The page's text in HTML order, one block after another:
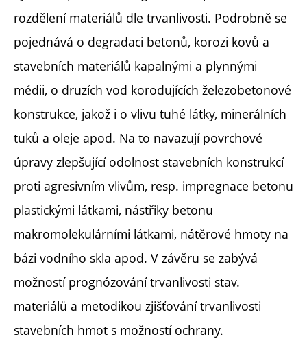
rozdělení materiálů dle trvanlivosti. Podrobně se
pojednává o degradaci betonů, korozi kovů a
stavebních materiálů kapalnými a plynnými
médii, o druzích vod korodujících železobetonové
konstrukce, jakož i o vlivu tuhé látky, minerálních
tuků a oleje apod. Na to navazují povrchové
úpravy zlepšující odolnost stavebních konstrukcí
proti agresivním vlivům, resp. impregnace betonu
plastickými látkami, nástřiky betonu
makromolekulárními látkami, nátěrové hmoty na
bázi vodního skla apod. V závěru se zabývá
možností prognózování trvanlivosti stav.
materiálů a metodikou zjišťování trvanlivosti
stavebních hmot s možností ochrany.